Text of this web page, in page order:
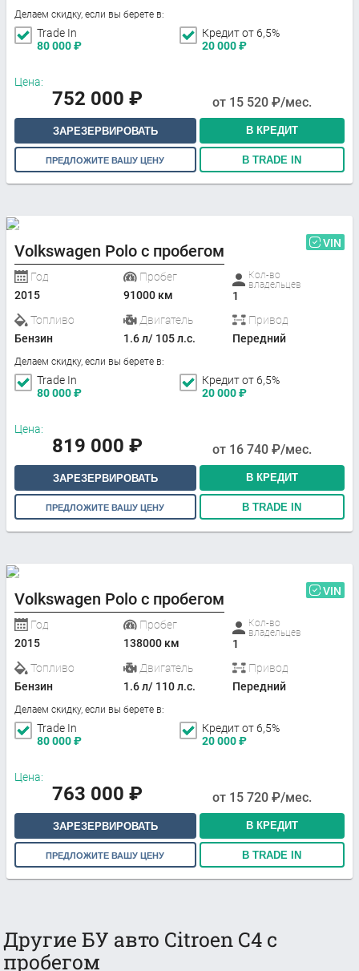
Делаем скидку, если вы берете в:
Trade In
80 000₽
Кредит от 6,5%
20 000₽
Цена:
752 000 ₽ от 15 520 ₽/мес.
ЗАРЕЗЕРВИРОВАТЬ В КРЕДИТ
ПРЕДЛОЖИТЕ ВАШУ ЦЕНУ В TRADE IN
Volkswagen Polo с пробегом VIN
Год
2015
Пробег
91000 км
Кол-во
владельцев
1
Топливо
Бензин
Двигатель
1.6 л/ 105 л.с.
Привод
Передний
Делаем скидку, если вы берете в:
Trade In
80 000₽
Кредит от 6,5%
20 000₽
Цена:
819 000 ₽ от 16 740 ₽/мес.
ЗАРЕЗЕРВИРОВАТЬ В КРЕДИТ
ПРЕДЛОЖИТЕ ВАШУ ЦЕНУ В TRADE IN
Volkswagen Polo с пробегом VIN
Год
2015
Пробег
138000 км
Кол-во
владельцев
1
Топливо
Бензин
Двигатель
1.6 л/ 110 л.с.
Привод
Передний
Делаем скидку, если вы берете в:
Trade In
80 000₽
Кредит от 6,5%
20 000₽
Цена:
763 000 ₽ от 15 720 ₽/мес.
ЗАРЕЗЕРВИРОВАТЬ В КРЕДИТ
ПРЕДЛОЖИТЕ ВАШУ ЦЕНУ В TRADE IN
Другие БУ авто Citroen C4 с
пробегом